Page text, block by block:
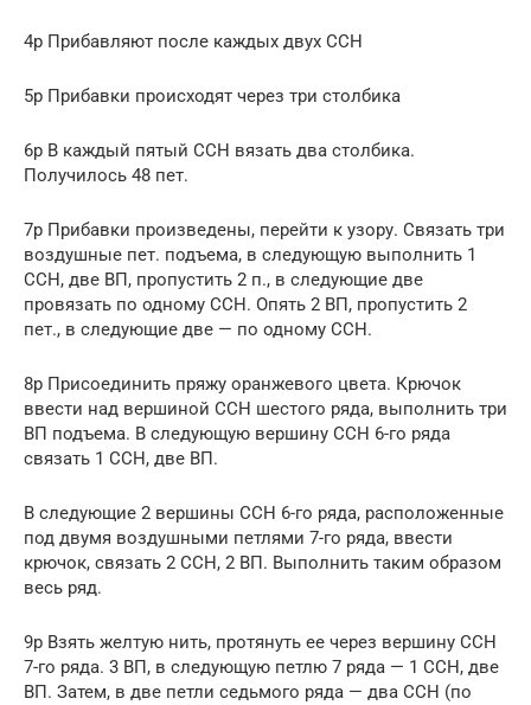
4р Прибавляют после каждых двух ССН
5р Прибавки происходят через три столбика
6р В каждый пятый ССН вязать два столбика.
Получилось 48 пет.
7р Прибавки произведены, перейти к узору. Связать три
воздушные пет. подъема, в следующую выполнить 1
ССН, две ВП, пропустить 2 п., в следующие две
провязать по одному ССН. Опять 2 ВП, пропустить 2
пет., в следующие две — по одному ССН.
8р Присоединить пряжу оранжевого цвета. Крючок
ввести над вершиной ССН шестого ряда, выполнить три
ВП подъема. В следующую вершину ССН 6-го ряда
связать 1 ССН, две ВП.
В следующие 2 вершины ССН 6-го ряда, расположенные
под двумя воздушными петлями 7-го ряда, ввести
крючок, связать 2 ССН, 2 ВП. Выполнить таким образом
весь ряд.
9р Взять желтую нить, протянуть ее через вершину ССН
7-го ряда. 3 ВП, в следующую петлю 7 ряда — 1 ССН, две
ВП. Затем, в две петли седьмого ряда — два ССН (по